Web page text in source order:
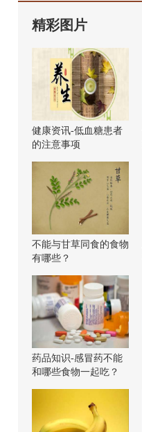
精彩图片
健康资讯-低血糖患者
的注意事项
不能与甘草同食的食物
有哪些？
药品知识-感冒药不能
和哪些食物一起吃？